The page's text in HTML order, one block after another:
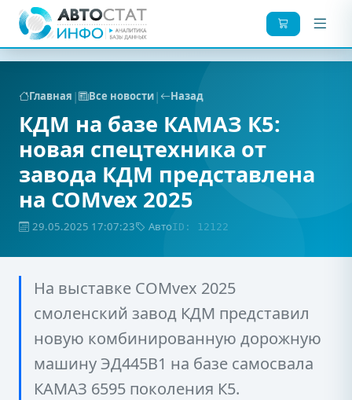
Главная | Все новости| Назад
КДМ на базе КАМАЗ К5:
новая спецтехника от
завода КДМ представлена
на COMvex 2025
29.05.2025 17:07:23 АвтоID: 12122
На выставке COMvex 2025
смоленский завод КДМ представил
новую комбинированную дорожную
машину ЭД445В1 на базе самосвала
КАМАЗ 6595 поколения К5.